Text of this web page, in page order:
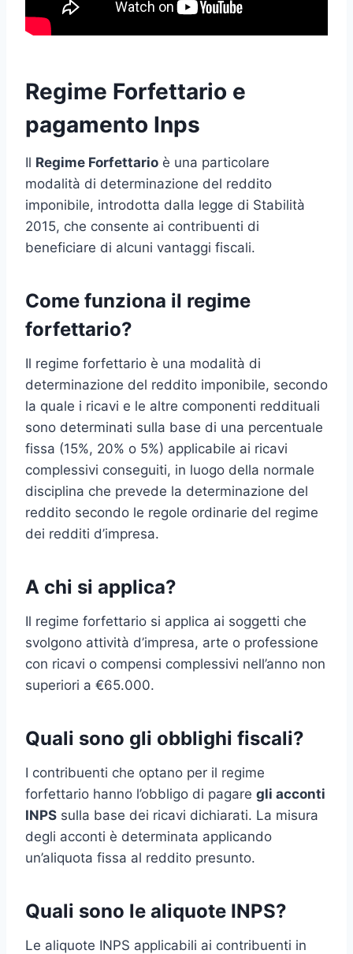
Regime Forfettario e
pagamento Inps
Il Regime Forfettario è una particolare
modalità di determinazione del reddito
imponibile, introdotta dalla legge di Stabilità
2015, che consente ai contribuenti di
beneficiare di alcuni vantaggi fiscali.
Come funziona il regime
forfettario?
Il regime forfettario è una modalità di
determinazione del reddito imponibile, secondo
la quale i ricavi e le altre componenti reddituali
sono determinati sulla base di una percentuale
fissa (15%, 20% o 5%) applicabile ai ricavi
complessivi conseguiti, in luogo della normale
disciplina che prevede la determinazione del
reddito secondo le regole ordinarie del regime
dei redditi d’impresa.
A chi si applica?
Il regime forfettario si applica ai soggetti che
svolgono attività d’impresa, arte o professione
con ricavi o compensi complessivi nell’anno non
superiori a €65.000.
Quali sono gli obblighi fiscali?
I contribuenti che optano per il regime
forfettario hanno l’obbligo di pagare gli acconti
INPS sulla base dei ricavi dichiarati. La misura
degli acconti è determinata applicando
un’aliquota fissa al reddito presunto.
Quali sono le aliquote INPS?
Le aliquote INPS applicabili ai contribuenti in